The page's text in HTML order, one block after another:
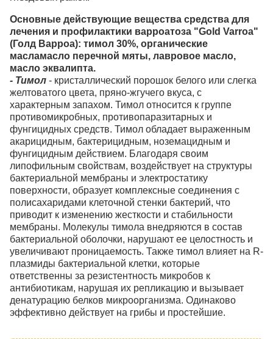
Основные действующие вещества средства для
лечения и профилактики варроатоза "Gold Varroa"
(Голд Варроа): тимол 30%, органические
масламасло перечной мяты, лавровое масло,
масло эквалипта.
- Тимол - кристаллический порошок белого или слегка
желтоватого цвета, пряно-жгучего вкуса, с
характерным запахом. Тимол относится к группе
противомикробных, противопаразитарных и
фунгицидных средств. Тимол обладает выраженным
акарицидным, бактерицидным, ноземацидным и
фунгицидным действием. Благодаря своим
липофильным свойствам, воздействует на структуры
бактериальной мембраны и электростатику
поверхности, образует комплексные соединения с
полисахаридами клеточной стенки бактерий, что
приводит к изменению жесткости и стабильности
мембраны. Молекулы тимола внедряются в состав
бактериальной оболочки, нарушают ее целостность и
увеличивают проницаемость. Также тимол влияет на R-
плазмиды бактериальной клетки, которые
ответственны за резистентность микробов к
антибиотикам, нарушая их репликацию и вызывает
денатурацию белков микроорганизма. Одинаково
эффективно действует на грибы и простейшие.